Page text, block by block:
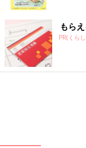
もら
PR(くら